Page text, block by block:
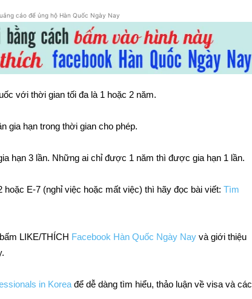
cáo để ủng hộ Hàn Quốc Ngày Nay
với thời gian tối đa là 1 hoặc 2 năm.
gia hạn trong thời gian cho phép.
hạn 3 lần. Những ai chỉ được 1 năm thì được gia hạn 1 lần.
E-7 (nghỉ việc hoặc mất việc) thì hãy đọc bài viết: Tìm
LIKE/THÍCH Facebook Hàn Quốc Ngày Nay và giới thiệu
in Korea để dễ dàng tìm hiểu, thảo luận về visa và các